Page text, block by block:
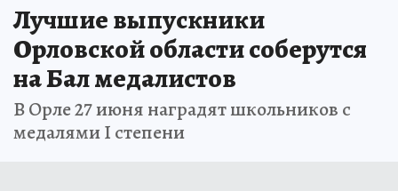
Лучшие выпускники
Орловской области соберутся
на Бал медалистов
В Орле 27 июня наградят школьников с
медалями I степени